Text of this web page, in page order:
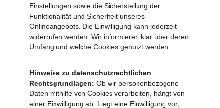
Einstellungen sowie die Sicherstellung der
Funktionalität und Sicherheit unseres
Onlineangebots. Die Einwilligung kann jederzeit
widerrufen werden. Wir informieren klar über deren
Umfang und welche Cookies genutzt werden.
Hinweise zu datenschutzrechtlichen
Rechtsgrundlagen: Ob wir personenbezogene
Daten mithilfe von Cookies verarbeiten, hängt von
einer Einwilligung ab. Liegt eine Einwilligung vor,